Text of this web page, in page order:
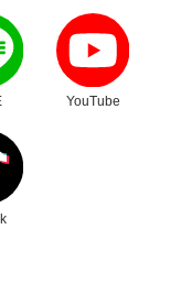
ウリンク
YouTube
別ウィンドウリンク
ウリンク